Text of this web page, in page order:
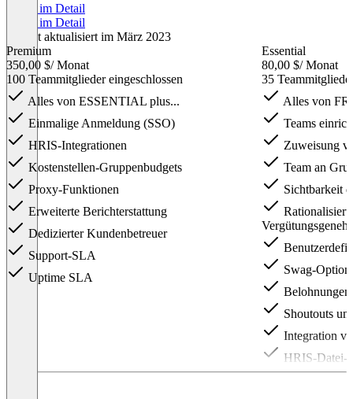
Preise im Detail
Preise im Detail
Zuletzt aktualisiert im März 2023
Premium
350,00 $/ Monat
100 Teammitglieder eingeschlossen
Alles von ESSENTIAL plus...
Einmalige Anmeldung (SSO)
HRIS-Integrationen
Kostenstellen-Gruppenbudgets
Proxy-Funktionen
Erweiterte Berichterstattung
Dedizierter Kundenbetreuer
Support-SLA
Uptime SLA
Essential
80,00 $/ Monat
35
Alles von
Teams
Zuweisung
Team an
Sichtbarkeit
Swag-
Belohnungen
Shoutouts
Integration
HRIS-Datei-